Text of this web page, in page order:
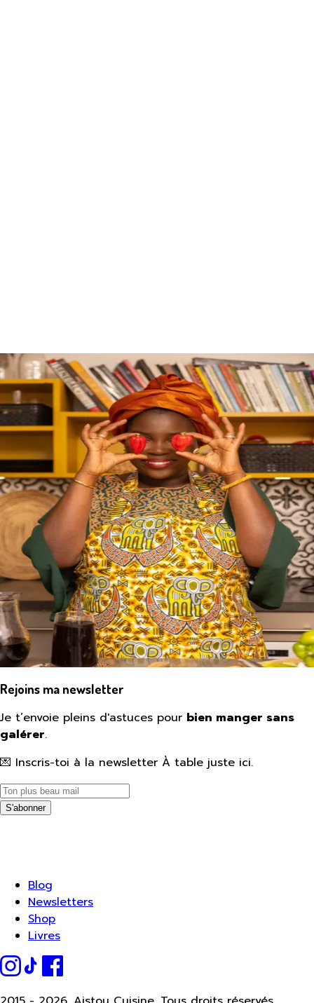
Rejoins ma newsletter
Je t’envoie pleins d'astuces pour bien manger sans
galérer.
💌 Inscris-toi à la newsletter À table juste ici.
S'abonner
Blog
Newsletters
Shop
Livres